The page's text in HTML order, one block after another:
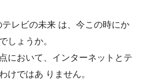
レビの未来 は、今この時にか
しょうか。
において、インターネットとテ
けではあ りません。